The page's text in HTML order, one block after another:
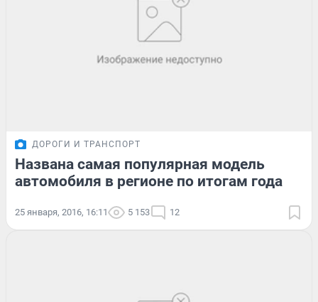
ДОРОГИ И ТРАНСПОРТ
Названа самая популярная модель
автомобиля в регионе по итогам года
25 января, 2016, 16:11 5 153 12